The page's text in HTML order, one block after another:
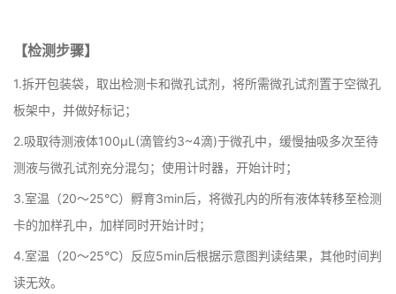
【检测步骤】
1.拆开包装袋，取出检测卡和微孔试剂，将所需微孔试剂置于空微孔
板架中，并做好标记；
2.吸取待测液体100μL(滴管约3~4滴)于微孔中，缓慢抽吸多次至待
测液与微孔试剂充分混匀；使用计时器，开始计时；
3.室温（20～25°C）孵育3min后，将微孔内的所有液体转移至检测
卡的加样孔中，加样同时开始计时；
4.室温（20～25°C）反应5min后根据示意图判读结果，其他时间判
读无效。